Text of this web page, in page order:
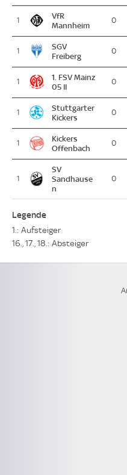
1
VfR
Mannheim
0
1
SGV
Freiberg
0
1
1. FSV Mainz
05 II
0
1
Stuttgarter
Kickers
0
1
Kickers
Offenbach
0
1
SV
Sandhause
n
0
Legende
1.: Aufsteiger
16., 17., 18.: Absteiger